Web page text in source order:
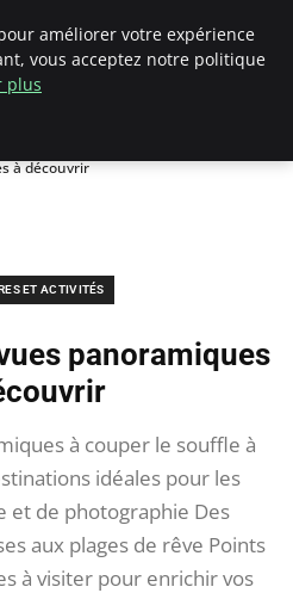
à découvrir
ET ACTIVITÉS
panoramiques
à couper le souffle à
idéales pour les
et de photographie Des
aux plages de rêve Points
à visiter pour enrichir vos
améliorer votre expérience
vous acceptez notre politique
plus